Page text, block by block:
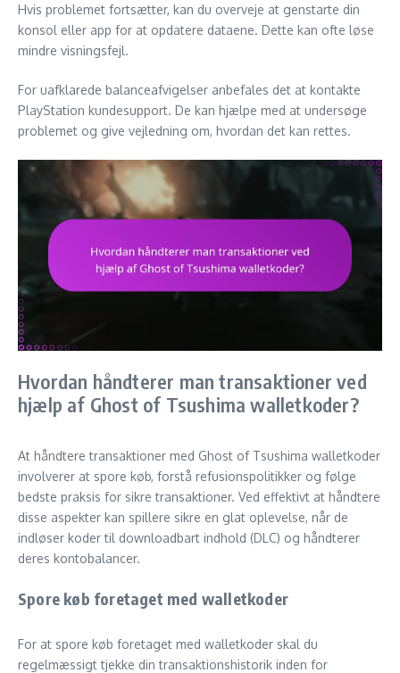
Hvis problemet fortsætter, kan du overveje at genstarte din
konsol eller app for at opdatere dataene. Dette kan ofte løse
mindre visningsfejl.
For uafklarede balanceafvigelser anbefales det at kontakte
PlayStation kundesupport. De kan hjælpe med at undersøge
problemet og give vejledning om, hvordan det kan rettes.
Hvordan håndterer man transaktioner ved
hjælp af Ghost of Tsushima walletkoder?
At håndtere transaktioner med Ghost of Tsushima walletkoder
involverer at spore køb, forstå refusionspolitikker og følge
bedste praksis for sikre transaktioner. Ved effektivt at håndtere
disse aspekter kan spillere sikre en glat oplevelse, når de
indløser koder til downloadbart indhold (DLC) og håndterer
deres kontobalancer.
Spore køb foretaget med walletkoder
For at spore køb foretaget med walletkoder skal du
regelmæssigt tjekke din transaktionshistorik inden for